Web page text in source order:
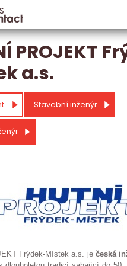
PROJEKT
a.s.
Stavební inženýr
Frýdek-Místek a.s. je česká